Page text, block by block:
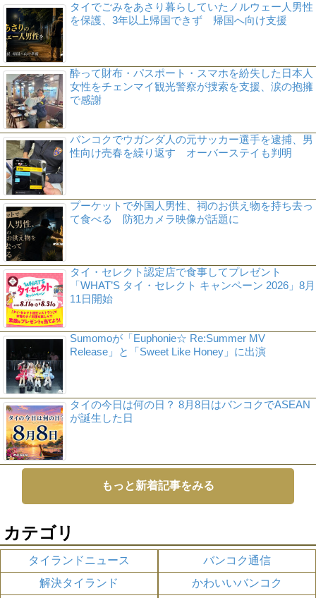
タイでごみをあさり暮らしていたノルウェー人男性
を保護、3年以上帰国できず 帰国へ向け支援
酔って財布・パスポート・スマホを紛失した日本人
女性をチェンマイ観光警察が捜索を支援、涙の抱擁
で感謝
バンコクでウガンダ人の元サッカー選手を逮捕、男
性向け売春を繰り返す オーバーステイも判明
プーケットで外国人男性、祠のお供え物を持ち去っ
て食べる 防犯カメラ映像が話題に
タイ・セレクト認定店で食事してプレゼント
「WHAT’S タイ・セレクト キャンペーン 2026」8月
11日開始
Sumomoが「Euphonie☆ Re:Summer MV
Release」と「Sweet Like Honey」に出演
タイの今日は何の日？ 8月8日はバンコクでASEAN
が誕生した日
もっと新着記事をみる
カテゴリ
タイランドニュース
バンコク通信
解決タイランド
かわいいバンコク